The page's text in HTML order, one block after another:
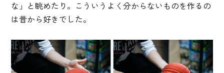
な」と眺めたり。こういうよく分からないものを作るの
は昔から好きでした。